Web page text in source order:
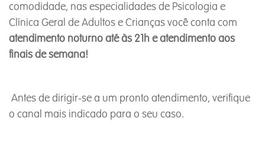
comodidade, nas especialidades de Psicologia e
Clínica Geral de Adultos e Crianças você conta com
atendimento noturno até às 21h e atendimento aos
finais de semana!
Antes de dirigir-se a um pronto atendimento, verifique
o canal mais indicado para o seu caso.